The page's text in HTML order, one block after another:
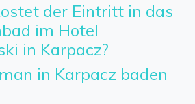
der Eintritt in das
im Hotel
in Karpacz?
in Karpacz baden